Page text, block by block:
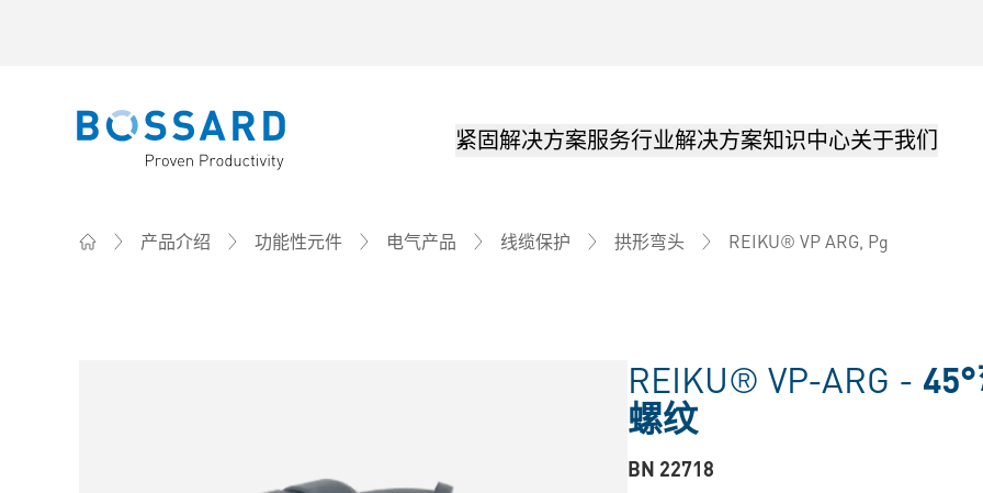
Bossard homepage 紧固解决方案服务行业解决方案知识中心关于我们
产品介绍 功能性元件 电气产品 线缆保护 拱形弯头 REIKU® VP ARG, Pg
REIKU® VP-ARG -
螺纹
BN 22718